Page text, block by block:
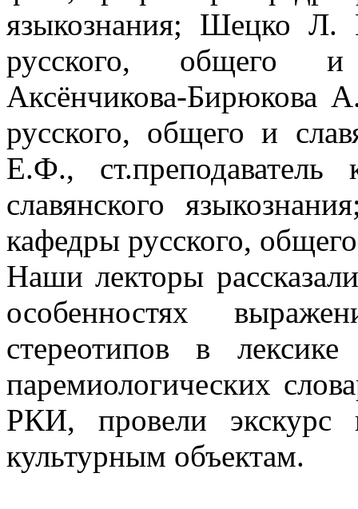
языкознания; Шецко
русского, общего и
Аксёнчикова-Бирюкова
русского, общего и
Е.Ф.,
славянского
кафедры русского,
Наши лекторы
особенностях
стереотипов в
паремиологических
РКИ, провели
культурным объектам.